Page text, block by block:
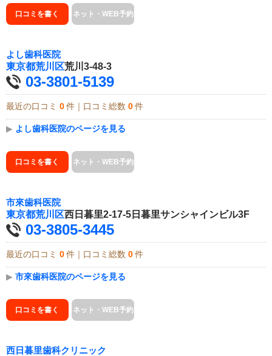
口コミを書く ネット・WEB予約
よし歯科医院
東京都荒川区荒川3-48-3
03-3801-5139
最近の口コミ 0 件｜口コミ総数 0 件
▶ よし歯科医院のページを見る
口コミを書く ネット・WEB予約
市來歯科医院
東京都荒川区西日暮里2-17-5日暮里サンシャインビル3F
03-3805-3445
最近の口コミ 0 件｜口コミ総数 0 件
▶ 市來歯科医院のページを見る
口コミを書く ネット・WEB予約
西日暮里歯科クリニック